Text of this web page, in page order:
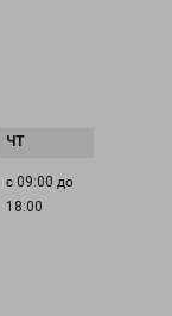
с 09:00 до
18:00